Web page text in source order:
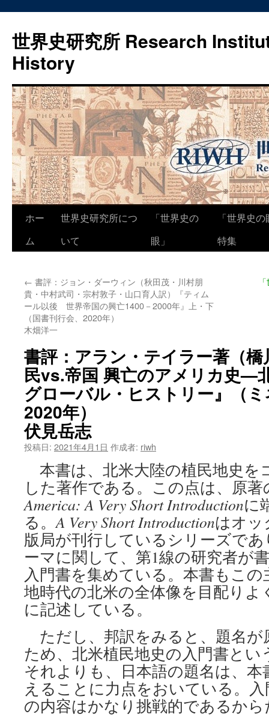
世界史研究所 Research
History
ン
ツ
へ
ス
プ
ホー
ム
世界史研究所につ
いて
「世界史の
眼」
「世界史
特集
← 書評：ジョン・ダーウィン（秋田茂・川村朋
貴・中村武司・宗村敦子・山口育人訳）『ティム
ール以後 世界帝国の興亡1400－2000年』上・下
（国書刊行会、2020年）
木畑洋一
書評：アラン・テイラー著（
民vs.帝国 興亡のアメリカ史—
グローバル・ヒストリー』（
2020年）
伏見岳志
投稿日: 2021年4月1日 作成者: riwh
本書は、北米大陸の植民地史を
した著作である。この点は、原著
America: A Very Short Introductionに
る。A Very Short Introductionはオッ
版局が刊行しているシリーズで
ーマに関して、第1線の研究者が
入門書を集めている。本書もこ
地時代の北米の全体像を目配りよ
に記述している。
ただし、邦訳をみると、題名が
ため、北米植民地史の入門書と
それよりも、日本語の題名は、
えることに力点をおいている。
の内容はかなり挑戦的であるから